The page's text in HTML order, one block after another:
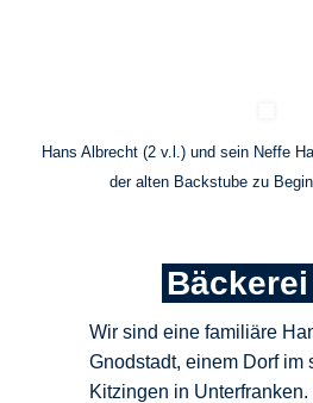
Hans Albrecht (2 v.l.) und sein Neffe
der alten Backstube zu
Wir sind eine familiäre
Gnodstadt, einem Dorf im
Kitzingen in